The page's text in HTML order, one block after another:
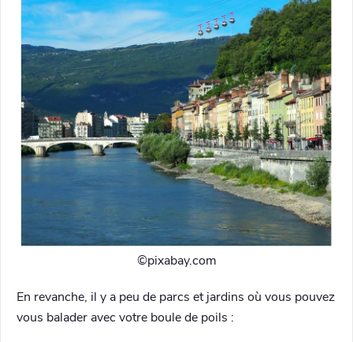
©️pixabay.com
En revanche, il y a peu de parcs et jardins où vous pouvez
vous balader avec votre boule de poils :